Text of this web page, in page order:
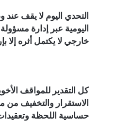
التحدي اليوم لا يقف
اليومية عبر إدارة
خارجي لا يكتمل أثره إلا
كل التقدير للمواقف
الاستقرار والتخفيف من
حساسية اللحظة